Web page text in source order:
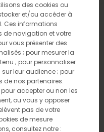
des cookies ou
et/ou accéder à
Ces informations
de navigation et votre
vous présenter des
; pour mesurer la
; pour personnaliser
leur audience ; pour
de nos partenaires.
accepter ou non les
ou vous y opposer
pas de votre
de mesure
consultez notre :